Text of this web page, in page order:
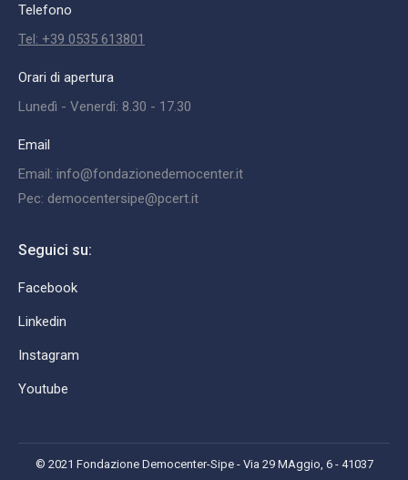
Telefono
Tel: +39 0535 613801
Orari di apertura
Lunedì - Venerdì: 8.30 - 17.30
Email
Email: info@fondazionedemocenter.it
Pec: democentersipe@pcert.it
Seguici su:
Facebook
Linkedin
Instagram
Youtube
© 2021 Fondazione Democenter-Sipe - Via 29 MAggio, 6 - 41037